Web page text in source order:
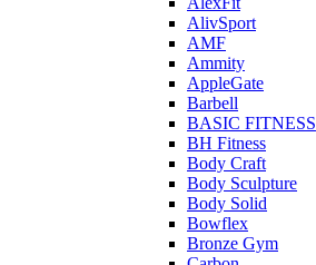
AlivSport
AMF
Ammity
AppleGate
Barbell
BASIC FITNESS
BH Fitness
Body Craft
Body Sculpture
Body Solid
Bowflex
Bronze Gym